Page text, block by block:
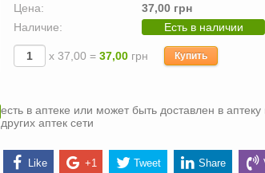
Цена:
37,00 грн
Наличие:
Есть в наличии
х 37,00 = 37,00 грн Купить
есть в аптеке или может быть доставлен в
других аптек сети
Like +1 Tweet Share